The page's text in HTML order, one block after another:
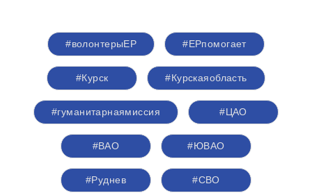
#волонтерыЕР #ЕРпомогает
#Курск #Курскаяобласть
#гуманитарнаямиссия #ЦАО
#ВАО #ЮВАО
#Руднев #СВО